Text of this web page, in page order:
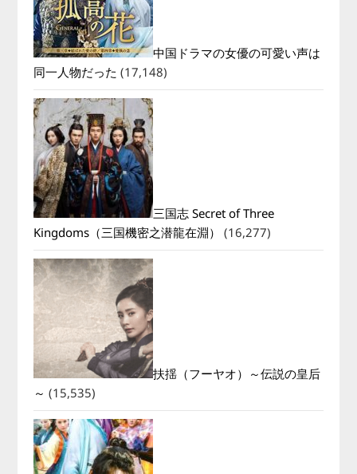
中国ドラマの女優の可愛い声は
同一人物だった (17,148)
三国志 Secret of Three
Kingdoms（三国機密之潜龍在淵）
(16,277)
扶揺（フーヤオ）～伝説の皇后
～ (15,535)